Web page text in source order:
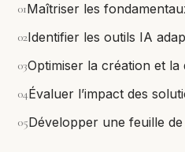
01Maîtriser les
02Identifier les outils IA
03Optimiser la création et la
04Évaluer l’impact des
05Développer une feuille